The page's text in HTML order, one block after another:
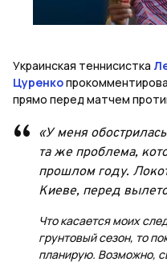
Украинская теннисистка
Цуренко
прямо перед матчем
«У меня
та же проблема,
прошлом году.
Киеве, перед
Что касается моих
грунтовый сезон, то
планирую. Возможно,